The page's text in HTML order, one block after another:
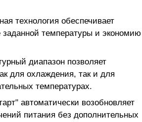
технология обеспечивает
заданной температуры и экономию
диапазон позволяет
для охлаждения, так и для
температурах.
автоматически возобновляет
питания без дополнительных